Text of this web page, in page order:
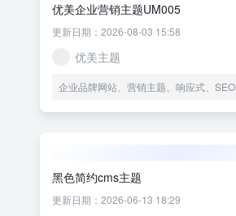
优美企业营销主题UM005
更新日期：2026-08-03 15:58
优美主题
企业品牌网站、营销主题、响应式、SEO
黑色简约cms主题
更新日期：2026-06-13 18:29